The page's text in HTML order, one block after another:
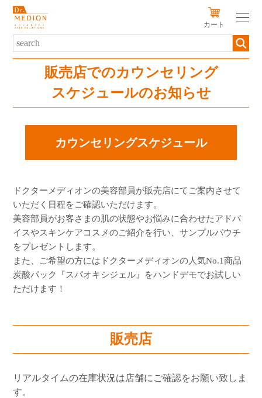
カート
新規会員登録 ログイン
SKIN TYPE
キャンペーン
定期便のご案内
販売店
よくあるご質問
ショッピングガイド
販売店でのカウンセリング
スケジュールのお知らせ
カウンセリングスケジュール
ドクターメディオンの美容部員が販売店にてご案内させて
いただく日程をご確認いただけます。
美容部員がお客さまの肌の状態やお悩みに合わせたアドバ
イスやスキンケアコスメのご紹介を行い、サンプルパウチ
をプレゼントします。
また、ご希望の方にはドクターメディオンの人気No.1商品
炭酸パック『スパオキシジェル』をハンドデモでお試しい
ただけます！
販売店
リアルタイムの在庫状況は店舗にご確認をお願い致しま
す。